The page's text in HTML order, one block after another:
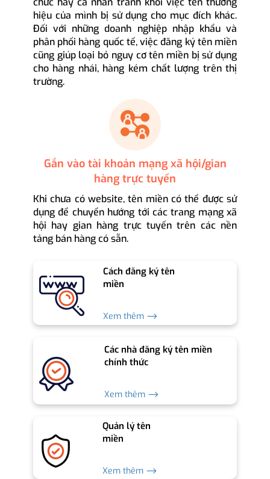
hiệu của mình bị sử dụng cho mục đích khác.
Đối với những doanh nghiệp nhập khẩu và
phân phối hàng quốc tế, việc đăng ký tên miền
cũng giúp loại bỏ nguy cơ tên miền bị sử dụng
cho hàng nhái, hàng kém chất lượng trên thị
trường.
Gắn vào tài khoản mạng xã hội/gian
hàng trực tuyến
Khi chưa có website, tên miền có thể được sử
dụng để chuyển hướng tới các trang mạng xã
hội hay gian hàng trực tuyến trên các nền
tảng bán hàng có sẵn.
Cách đăng ký tên
miền
Xem thêm ⟶
Các nhà đăng ký tên miền
chính thức
Xem thêm ⟶
Quản lý tên
miền
Xem thêm ⟶